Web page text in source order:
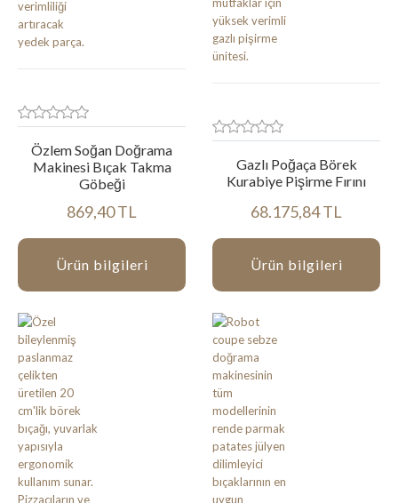
Özlem Soğan Doğrama
Makinesi Bıçak Takma
Göbeği
869,40 TL
Ürün bilgileri
Gazlı Poğaça Börek
Kurabiye Pişirme Fırını
68.175,84 TL
Ürün bilgileri